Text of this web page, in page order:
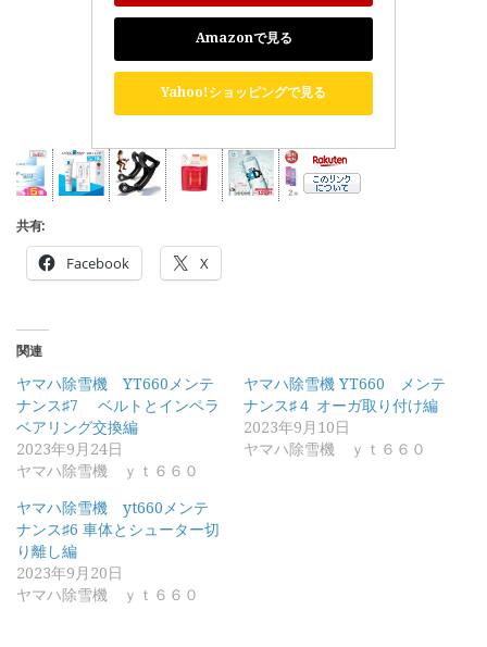
Amazonで見る
Yahoo!ショッピングで見る
共有:
Facebook X
関連
ヤマハ除雪機 YT660メンテ
ナンス♯7 ベルトとインペラ
ベアリング交換編
2023年9月24日
ヤマハ除雪機 ｙｔ６６０
ヤマハ除雪機 YT660 メンテ
ナンス♯４ オーガ取り付け編
2023年9月10日
ヤマハ除雪機 ｙｔ６６０
ヤマハ除雪機 yt660メンテ
ナンス♯6 車体とシューター切
り離し編
2023年9月20日
ヤマハ除雪機 ｙｔ６６０